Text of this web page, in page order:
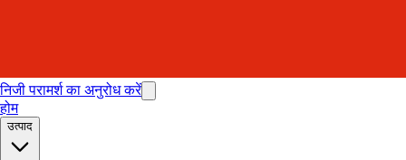
निजी परामर्श का अनुरोध करें
होम
उत्पाद